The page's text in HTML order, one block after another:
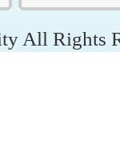
All Rights